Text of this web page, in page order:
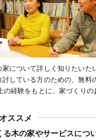
について詳しく知りたいた
している方のための、無料
の経験をもとに、家づくりの
ススメ
る木の家やサービスにつ